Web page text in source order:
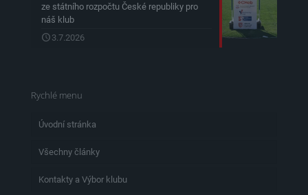
ze státního rozpočtu České republiky pro
náš klub
3.7.2026
Rychlé menu
Úvodní stránka
Všechny články
Kontakty a Výbor klubu